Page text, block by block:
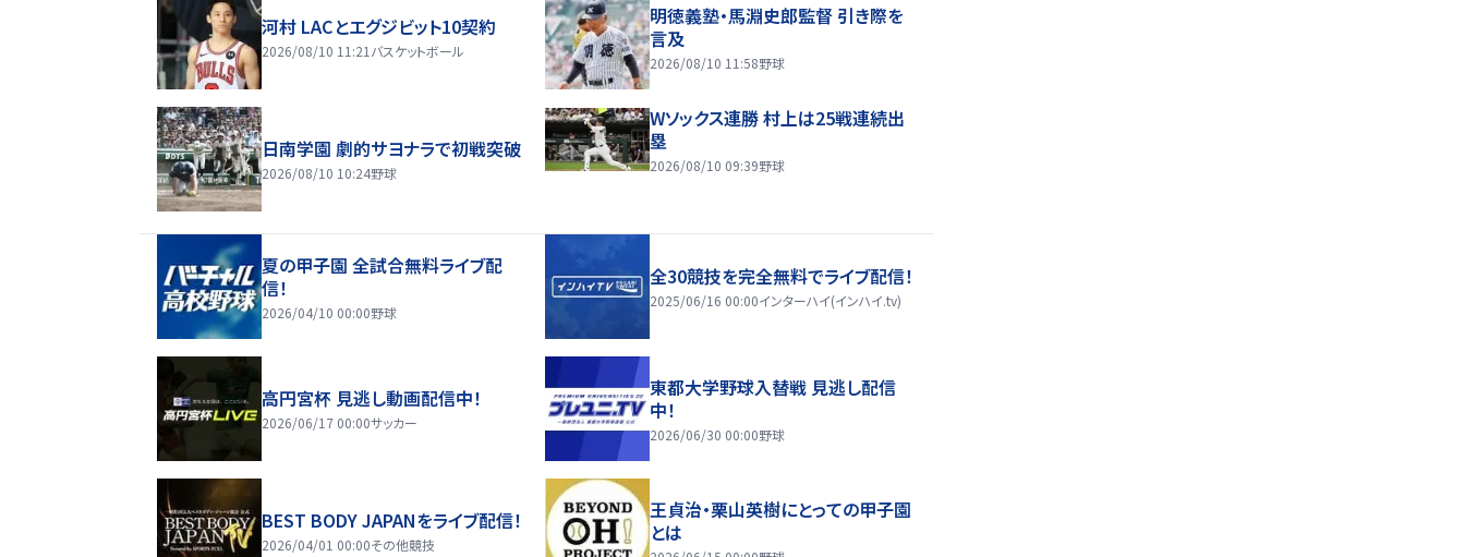
河村 LACとエグジビット10契約
2026/08/10 11:21 バスケットボール
明徳義塾・馬淵史郎監督 引き際を
言及
2026/08/10 11:58野球
日南学園 劇的サヨナラで初戦突破
2026/08/10 10:24野球
Wソックス連勝 村上は25戦連続出
塁
2026/08/10 09:39野球
夏の甲子園 全試合無料ライブ配
信！
2026/04/10 00:00野球
全30競技を完全無料でライブ配信！
2025/06/16 00:00インターハイ(インハイ.tv)
高円宮杯 見逃し動画配信中！
2026/06/17 00:00サッカー
東都大学野球入替戦 見逃し配信
中！
2026/06/30 00:00野球
BEST BODY JAPANをライブ配信！
2026/04/01 00:00その他競技
王貞治・栗山英樹にとっての甲子園
とは